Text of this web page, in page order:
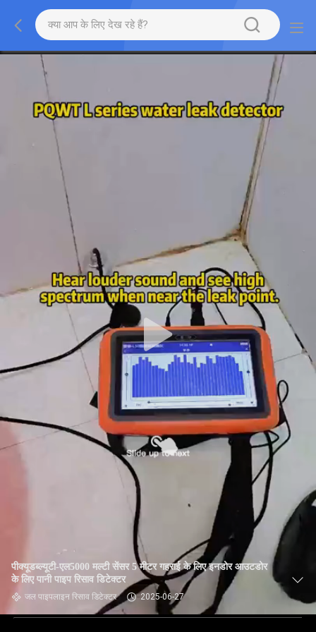
पीक्यूडब्ल्यूटी-एल5000 मल्टी सेंसर 5 मीटर गहराई के लिए इनडोर आउटडोर
के लिए पानी पाइप रिसाव डिटेक्टर
जल पाइपलाइन रिसाव डिटेक्टर 2025-06-27